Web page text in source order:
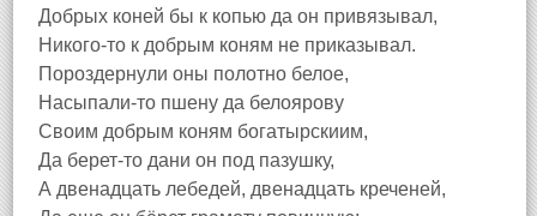
Добрых коней бы к копью да он привязывал,
Никого-то к добрым коням не приказывал.
Пороздернули оны полотно белое,
Насыпали-то пшену да белоярову
Своим добрым коням богатырскиим,
Да берет-то дани он под пазушку,
А двенадцать лебедей, двенадцать креченей,